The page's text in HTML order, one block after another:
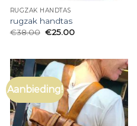
RUGZAK HANDTAS
rugzak handtas
€38.00 €25.00
Aanbieding!